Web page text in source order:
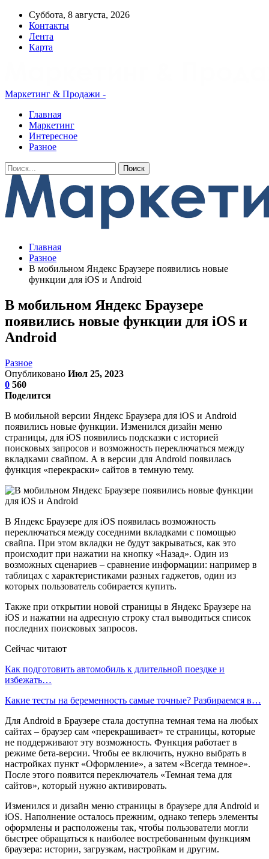
Суббота, 8 августа, 2026
Контакты
Лента
Карта
Маркетинг & Продажи -
Главная
Маркетинг
Интересное
Разное
Главная
Разное
В мобильном Яндекс Браузере появились новые
функции для iOS и Android
В мобильном Яндекс Браузере
появились новые функции для iOS и
Android
Разное
Опубликовано Июл 25, 2023
0 560
Поделится
В мобильной версии Яндекс Браузера для iOS и Android
появились новые функции. Изменился дизайн меню
страницы, для iOS появились подсказки с историей
поисковых запросов и возможность переключаться между
вкладками свайпом. А в версии для Android появилась
функция «перекраски» сайтов в темную тему.
В Яндекс Браузере для iOS появилась возможность
переключаться между соседними вкладками с помощью
свайпа. При этом вкладки не будут закрываться, как это
происходит при нажатии на кнопку «Назад». Один из
возможных сценариев – сравнение информации: например в
таблицах с характеристиками разных гаджетов, один из
которых пользователь собирается купить.
Также при открытии новой страницы в Яндекс Браузере на
iOS и нажатии на адресную строку стал выводиться список
последних поисковых запросов.
Сейчас читают
Как подготовить автомобиль к длительной поездке и
избежать…
Какие тесты на беременность самые точные? Разбираемся в…
Для Android в Браузере стала доступна темная тема на любых
сайтах – браузер сам «перекрашивает» те страницы, которые
не поддерживают эту возможность. Функция работает в
режиме бета-версии. Чтобы ее включить, нужно выбрать в
настройках пункт «Оформление», а затем «Всегда темное».
После этого появится переключатель «Темная тема для
сайтов», который нужно активировать.
Изменился и дизайн меню страницы в браузере для Android и
iOS. Наполнение осталось прежним, однако теперь элементы
оформлены и расположены так, чтобы пользователи могли
быстрее обращаться к наиболее востребованным функциям
браузера: истории, загрузкам, настройкам и другим.